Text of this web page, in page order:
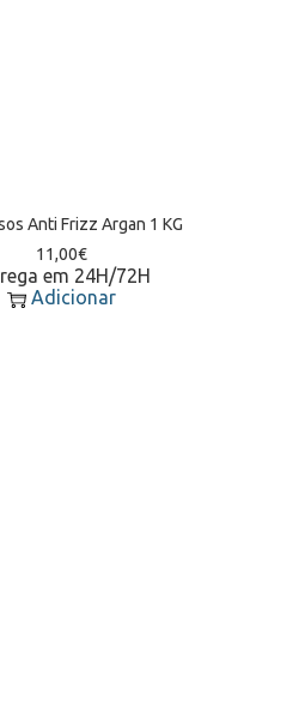
Anti Frizz Argan 1 KG
11,00€
em 24H/72H
Adicionar